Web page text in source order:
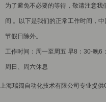
为了避免不必要的等待，敬请注意我
间 。以下是我们的正常工作时间，中
节假日除外。
工作时间：周一至周五 早8：30-晚6
周日、周六休息
上海瑞阔自动化技术有限公司专业提